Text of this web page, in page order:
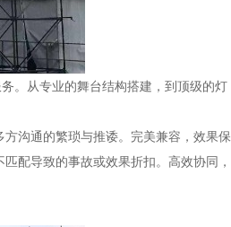
。从专业的舞台结构搭建，到顶级的灯
沟通的繁琐与推诿。完美兼容，效果保
配导致的事故或效果折扣。高效协同，